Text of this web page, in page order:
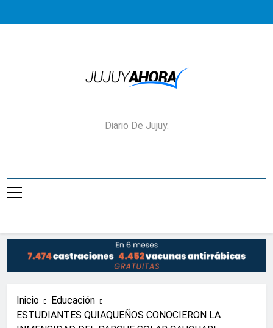
Jujuy Ahora!
Diario De Jujuy.
Inicio
Educación
ESTUDIANTES QUIAQUEÑOS CONOCIERON LA